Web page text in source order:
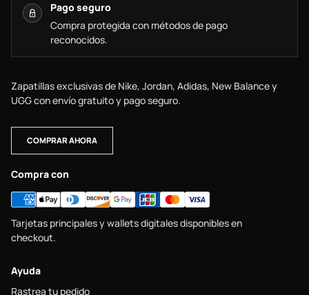
Pago seguro
Compra protegida con métodos de pago
reconocidos.
Zapatillas exclusivas de Nike, Jordan, Adidas, New Balance y
UGG con envío gratuito y pago seguro.
COMPRAR AHORA
Compra con
Tarjetas principales y wallets digitales disponibles en
checkout.
Ayuda
Rastrea tu pedido